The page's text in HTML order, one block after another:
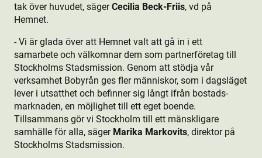
tak över huvudet, sägerCecilia Beck-Friis, vd på
Hemnet.
- Vi är glada över att Hemnet valt att gå in i ett
samarbete och välkomnar dem som partnerföretag till
Stockholms Stadsmission. Genom att stödja vår
verksamhet Bobyrån ges fler människor, som i dagsläget
lever i utsatthet och befinner sig långt ifrån bostads­
marknaden, en möjlighet till ett eget boende.
Tillsammans gör vi Stockholm till ett mänskligare
samhälle för alla, säger Marika Markovits, direktor på
Stockholms Stadsmission.